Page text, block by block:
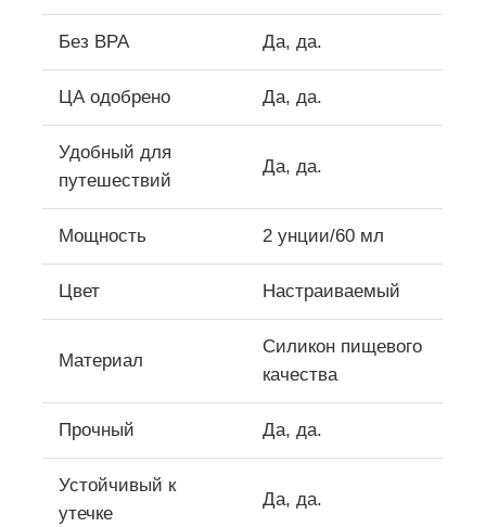
Силиконовый комплект для бутылок для
Силиконовый путевой бан
Силиконовая складная бутылка для воды
Силиконовая складная кружка
Силиконовые кухонные изделия
Изделия из силиконовой резины
Без BPA Да, да.
ЦА одобрено Да, да.
Удобный для
путешествий
Да, да.
Мощность 2 унции/60 мл
Цвет Настраиваемый
Материал
Силикон пищевого
качества
Прочный Да, да.
Устойчивый к
утечке
Да, да.